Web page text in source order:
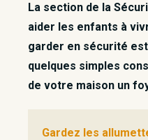
La section de la
aider les enfants à
garder en sécurité
quelques simples
de votre maison un
Gardez les